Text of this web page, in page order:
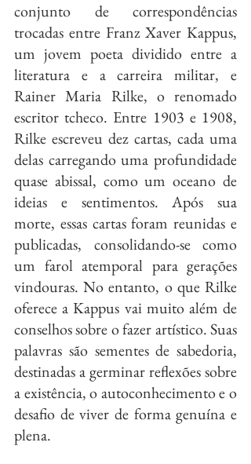
conjunto de correspondências
trocadas entre Franz Xaver Kappus,
um jovem poeta dividido entre a
literatura e a carreira militar, e
Rainer Maria Rilke, o renomado
escritor tcheco. Entre 1903 e 1908,
Rilke escreveu dez cartas, cada uma
delas carregando uma profundidade
quase abissal, como um oceano de
ideias e sentimentos. Após sua
morte, essas cartas foram reunidas e
publicadas, consolidando-se como
um farol atemporal para gerações
vindouras. No entanto, o que Rilke
oferece a Kappus vai muito além de
conselhos sobre o fazer artístico. Suas
palavras são sementes de sabedoria,
destinadas a germinar reflexões sobre
a existência, o autoconhecimento e o
desafio de viver de forma genuína e
plena.